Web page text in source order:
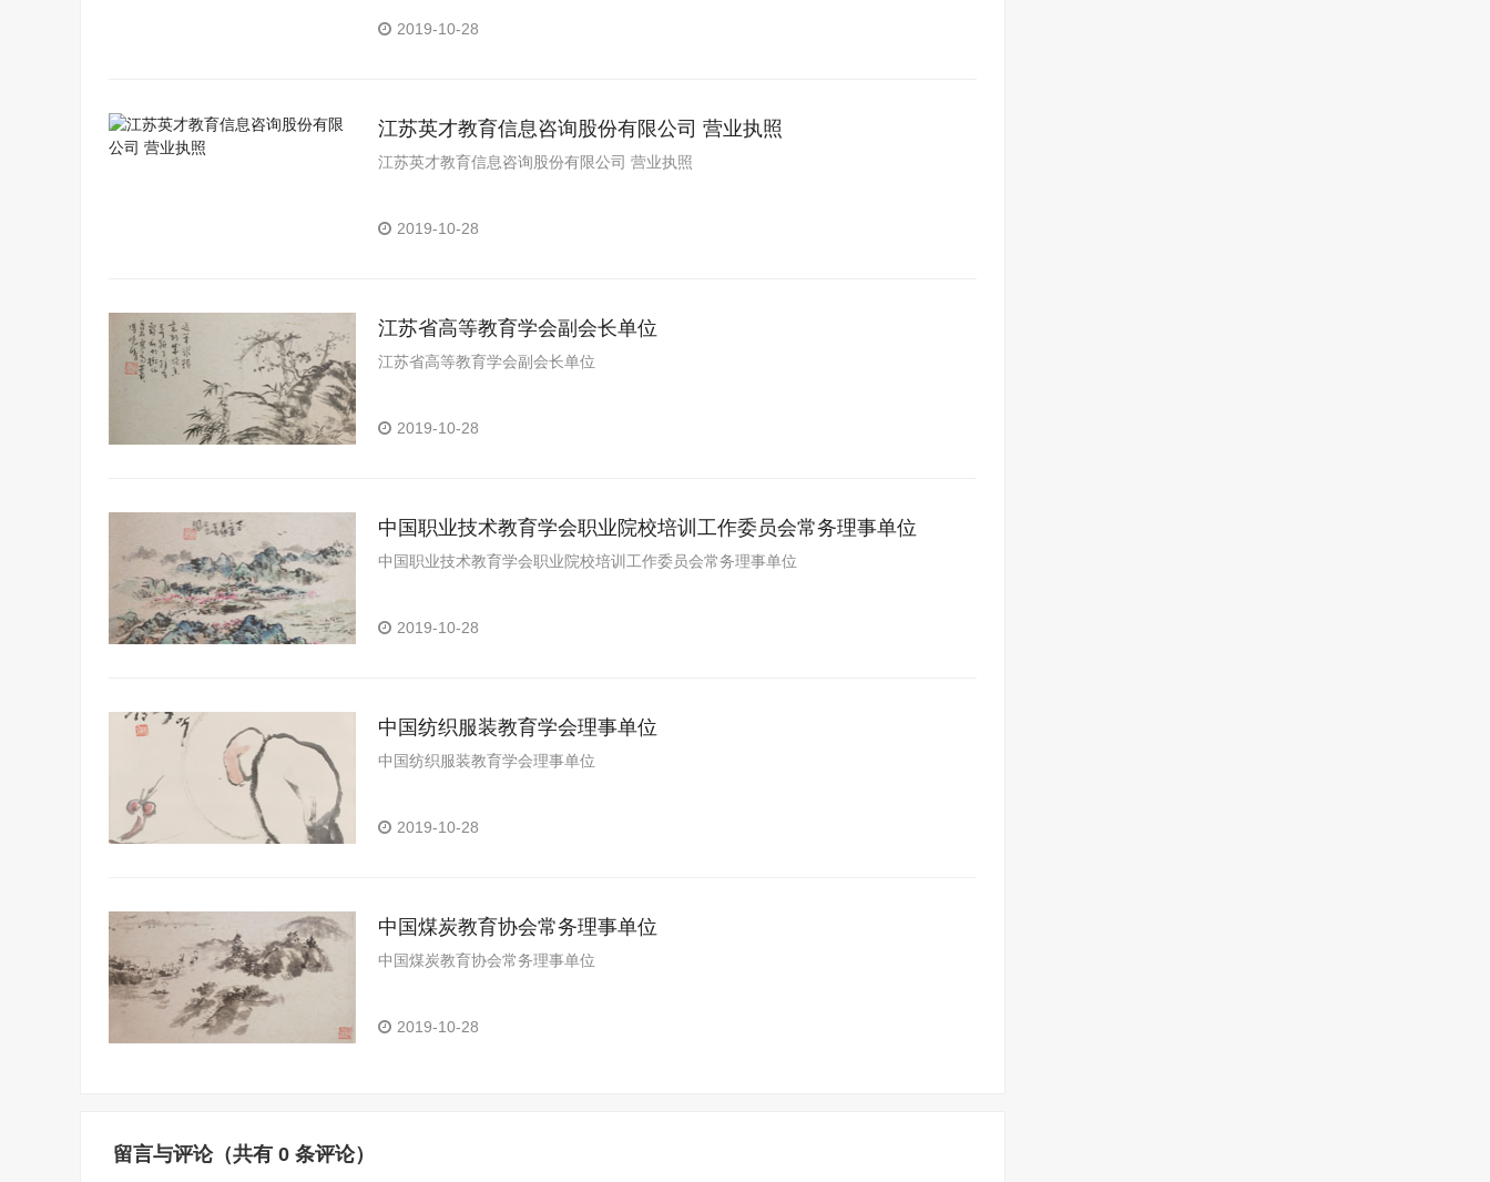
2019-10-28
江苏英才教育信息咨询股份有限公司 营业执照
江苏英才教育信息咨询股份有限公司 营业执照
2019-10-28
江苏省高等教育学会副会长单位
江苏省高等教育学会副会长单位
2019-10-28
中国职业技术教育学会职业院校培训工作委员会常务理事单位
中国职业技术教育学会职业院校培训工作委员会常务理事单位
2019-10-28
中国纺织服装教育学会理事单位
中国纺织服装教育学会理事单位
2019-10-28
中国煤炭教育协会常务理事单位
中国煤炭教育协会常务理事单位
2019-10-28
留言与评论（共有 0 条评论）